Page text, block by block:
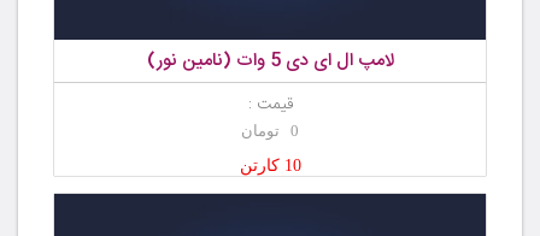
لامپ ال ای دی 5 وات (نامین نور)
قیمت :
0 تومان
10 کارتن